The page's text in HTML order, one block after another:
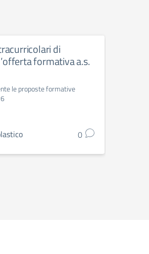
di
formativa a.s.
le proposte formative
0